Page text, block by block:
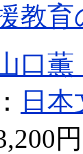
教育
口薫
日
円